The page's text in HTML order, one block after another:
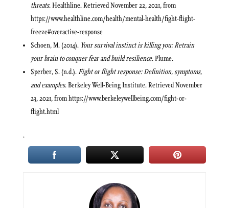
threats. Healthline. Retrieved November 22, 2021, from
https://www.healthline.com/health/mental-health/fight-flight-
freeze#overactive-response
Schoen, M. (2014). Your survival instinct is killing you: Retrain
your brain to conquer fear and build resilience. Plume.
Sperber, S. (n.d.). Fight or flight response: Definition, symptoms,
and examples. Berkeley Well-Being Institute. Retrieved November
23, 2021, from https://www.berkeleywellbeing.com/fight-or-
flight.html
.